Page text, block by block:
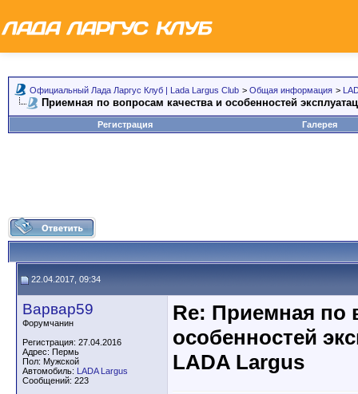
Официальный Лада Ларгус Клуб | Lada Largus Club > Общая информация >
Приемная по вопросам качества и особенностей
Регистрация Галерея
22.04.2017, 09:34
Варвар59
Форумчанин
Регистрация: 27.04.2016
Адрес: Пермь
Пол: Мужской
Автомобиль: LADA Largus
Сообщений: 223
Re: Приемная по
особенностей
LADA Largus